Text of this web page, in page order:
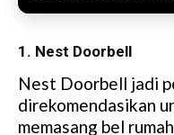
1. Nest Doorbell
Nest Doorbell jadi
direkomendasikan
memasang bel